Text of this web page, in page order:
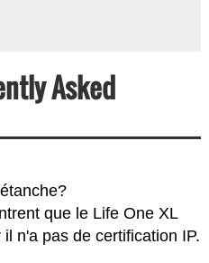
Asked
que le Life One XL
n'a pas de certification IP.